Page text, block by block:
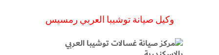
وكيل صيانة توشيبا العربي رمسيس